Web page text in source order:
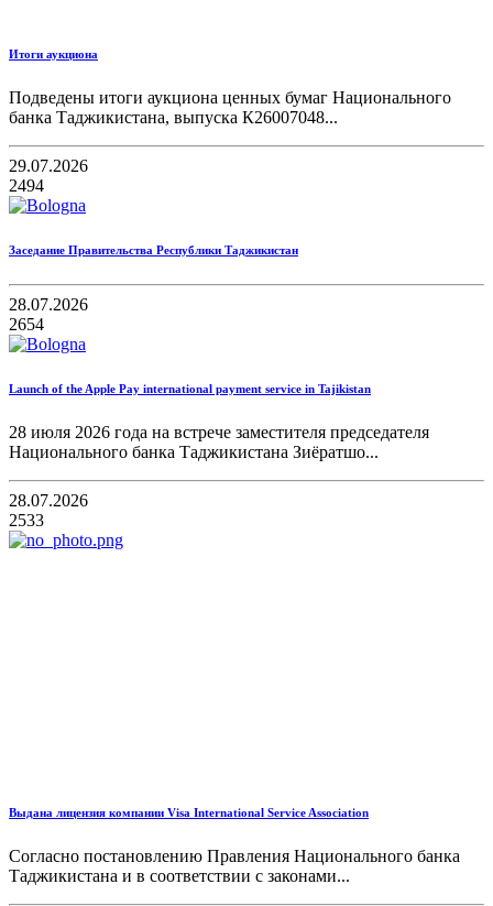
Итоги аукциона
Подведены итоги аукциона ценных бумаг Национального
банка Таджикистана, выпуска К26007048...
29.07.2026
2494
Заседание Правительства Республики Таджикистан
28.07.2026
2654
Launch of the Apple Pay international payment service in Tajikistan
28 июля 2026 года на встрече заместителя председателя
Национального банка Таджикистана Зиёратшо...
28.07.2026
2533
Выдана лицензия компании Visa International Service Association
Согласно постановлению Правления Национального банка
Таджикистана и в соответствии с законами...